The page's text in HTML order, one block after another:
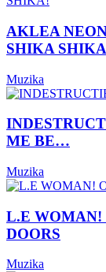
AKLEA
SHIKA
Muzika
ME BE…
Muzika
L.E WOMAN!
DOORS
Muzika